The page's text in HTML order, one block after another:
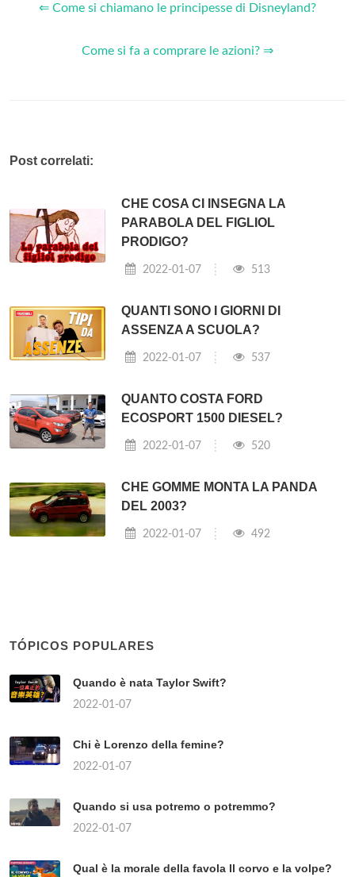
⇐ Come si chiamano le principesse di Disneyland?
Come si fa a comprare le azioni? ⇒
Post correlati:
CHE COSA CI INSEGNA LA
PARABOLA DEL FIGLIOL
PRODIGO?
2022-01-07 513
QUANTI SONO I GIORNI DI
ASSENZA A SCUOLA?
2022-01-07 537
QUANTO COSTA FORD
ECOSPORT 1500 DIESEL?
2022-01-07 520
CHE GOMME MONTA LA PANDA
DEL 2003?
2022-01-07 492
TÓPICOS POPULARES
Quando è nata Taylor Swift?
2022-01-07
Chi è Lorenzo della femine?
2022-01-07
Quando si usa potremo o potremmo?
2022-01-07
Qual è la morale della favola Il corvo e la volpe?